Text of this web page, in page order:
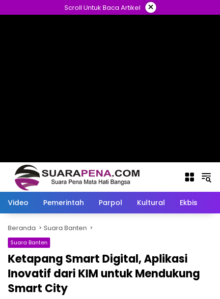
ke
Scroll Untuk Baca Artikel ×
Video Pemerintah Parpol Kultural Ekbis
Beranda Suara Banten
Suara Banten
Ketapang Smart Digital, Aplikasi
Inovatif dari KIM untuk Mendukung
Smart City